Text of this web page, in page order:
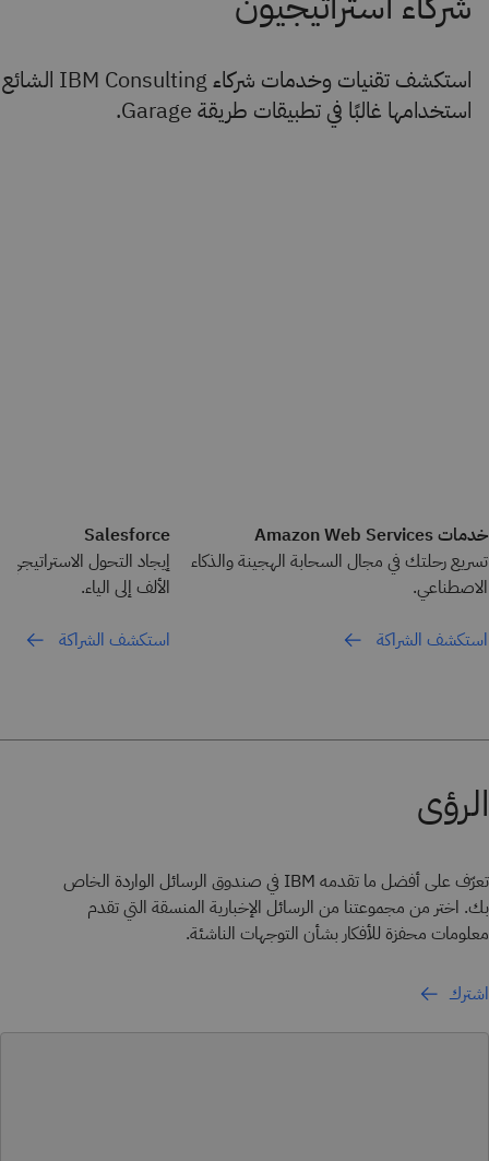
استكشف تقنيات وخدمات شركاء IBM Consulting الشائع
استخدامها غالبًا في تطبيقات طريقة Garage.
خدمات Amazon Web Services
تسريع رحلتك في مجال السحابة الهجينة والذكاء
الاصطناعي.
استكشف الشراكة
Salesforce
إيجاد التحول
الألف إلى الياء.
استكشف الشراكة
الرؤى
تعرّف على أفضل ما تقدمه IBM في صندوق الرسائل الواردة الخاص
بك. اختر من مجموعتنا من الرسائل الإخبارية المنسقة التي تقدم
معلومات محفزة للأفكار بشأن التوجهات الناشئة.
اشترك